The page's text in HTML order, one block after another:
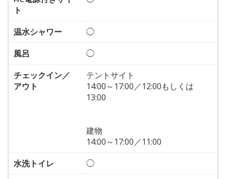
ト
温水シャワー
◯
風呂
◯
チェックイン／
アウト
テントサイト
14:00～17:00／12:00もしくは
13:00
建物
14:00～17:00／11:00
水洗トイレ
◯